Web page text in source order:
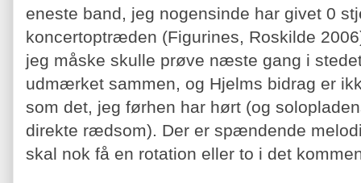
eneste band, jeg nogensinde har givet 0
koncertoptræden (Figurines, Roskilde
jeg måske skulle prøve næste gang i
udmærket sammen, og Hjelms bidrag er
som det, jeg førhen har hørt (og
direkte rædsom). Der er spændende
skal nok få en rotation eller to i det